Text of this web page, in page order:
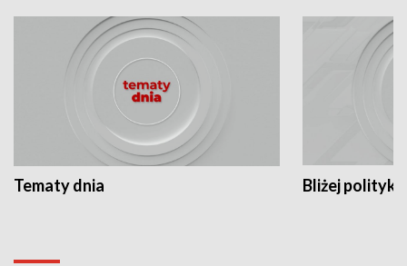
Tematy dnia Bliżej polityki